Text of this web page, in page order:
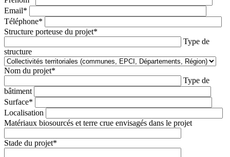
Email*
Téléphone*
Structure porteuse du projet*
Type de
structure
Nom du projet*
Type de
bâtiment
Surface*
Localisation
Matériaux biosourcés et terre crue envisagés dans le projet
Stade du projet*